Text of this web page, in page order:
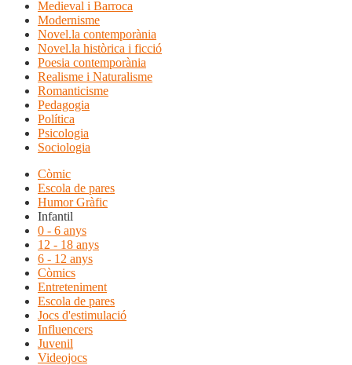
Medieval i Barroca
Modernisme
Novel.la contemporània
Novel.la històrica i ficció
Poesia contemporània
Realisme i Naturalisme
Romanticisme
Pedagogia
Política
Psicologia
Sociologia
Còmic
Escola de pares
Humor Gràfic
Infantil
0 - 6 anys
12 - 18 anys
6 - 12 anys
Còmics
Entreteniment
Escola de pares
Jocs d'estimulació
Influencers
Juvenil
Videojocs